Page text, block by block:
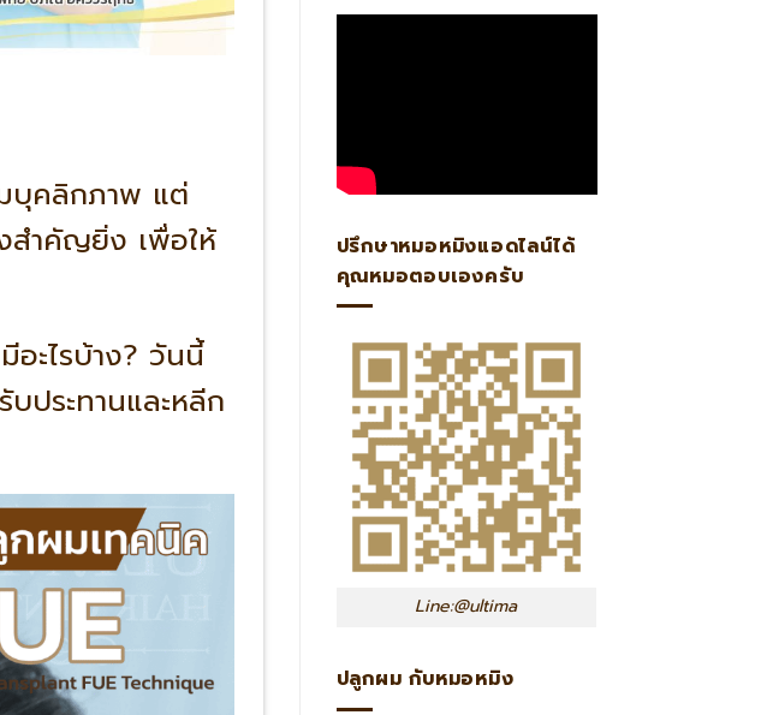
บุคลิกภาพ แต่
สำคัญยิ่ง เพื่อให้
มีอะไรบ้าง? วันนี้
ประทานและหลีก
ปรึกษาหมอหมิงแอดไลน์ได้
คุณหมอตอบเองครับ
Line:@ultima
ปลูกผม กับหมอหมิง